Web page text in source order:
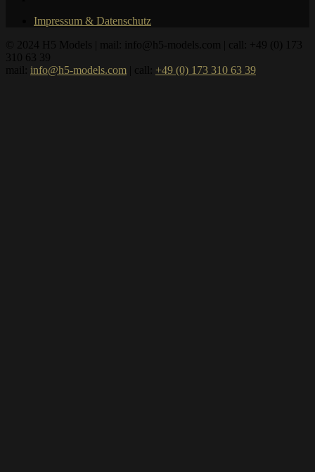
Impressum & Datenschutz
© 2024 H5 Models | mail: info@h5-models.com | call: +49 (0) 173
310 63 39
mail: info@h5-models.com | call: +49 (0) 173 310 63 39